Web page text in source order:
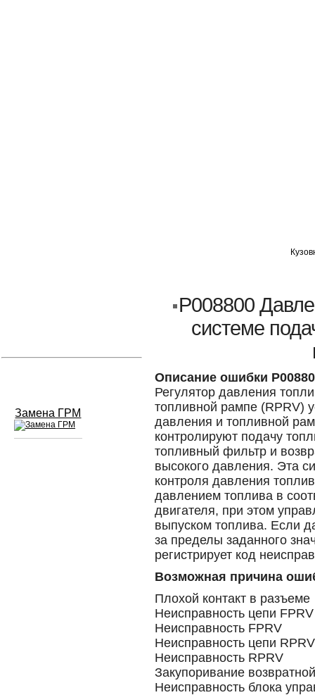
Замена ГРМ
P008800
системе
Описание ошибки
Регулятор давления
топливной рампе (RPRV)
давления и топливной
контролируют подачу
топливный фильтр и
высокого давления. Эта
контроля давления
давлением топлива в
двигателя, при этом
выпуском топлива. Если
за пределы заданного
регистрирует код
Возможная причина
Плохой контакт в разъеме
Неисправность цепи FPRV
Неисправность FPRV
Неисправность цепи RPRV
Неисправность RPRV
Закупоривание
Неисправность блока